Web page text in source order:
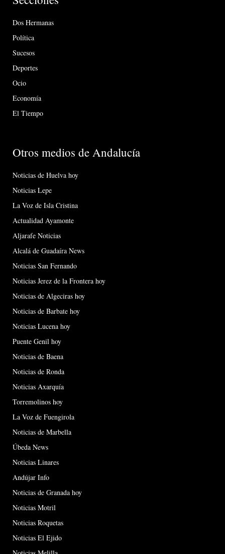
Dos Hermanas
Política
Sucesos
Deportes
Ocio
Economía
El Tiempo
Otros medios de Andalucía
Noticias de Huelva hoy
Noticias Lepe
La Voz de Isla Cristina
Actualidad Ayamonte
Aljarafe Noticias
Alcalá de Guadaíra News
Noticias San Fernando
Noticias Jerez de la Frontera hoy
Noticias de Algeciras hoy
Noticias de Barbate hoy
Noticias Lucena hoy
Puente Genil hoy
Noticias de Baena
Noticias de Ronda
Noticias Axarquía
Torremolinos hoy
La Voz de Fuengirola
Noticias de Marbella
Úbeda News
Noticias Linares
Andújar Info
Noticias de Granada hoy
Noticias Motril
Noticias Roquetas
Noticias El Ejido